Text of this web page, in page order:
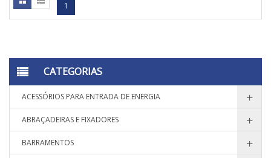
1
CATEGORIAS
ACESSÓRIOS PARA ENTRADA DE ENERGIA
ABRAÇADEIRAS E FIXADORES
BARRAMENTOS